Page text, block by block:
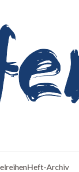
Heft-Archiv